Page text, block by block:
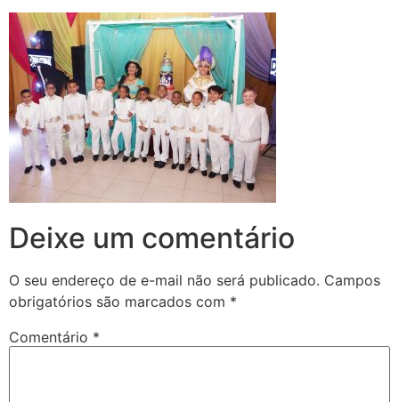
Deixe um comentário
O seu endereço de e-mail não será publicado. Campos
obrigatórios são marcados com *
Comentário *